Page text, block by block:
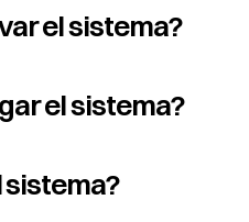
el sistema?
el sistema?
sistema?